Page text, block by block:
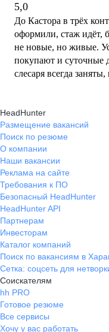
5,0
До Кастора в трёх
оформили, стаж идёт,
не новые, но живые.
покупают и суточные
слесаря всегда
HeadHunter
Размещение вакансий
Поиск по резюме
О компании
Наши вакансии
Реклама на сайте
Требования к ПО
Безопасный HeadHunter
HeadHunter API
Партнерам
Инвесторам
Каталог компаний
Поиск по вакансиям в
Сетка: соцсеть для
Соискателям
hh PRO
Готовое резюме
Все сервисы
Хочу у вас работать